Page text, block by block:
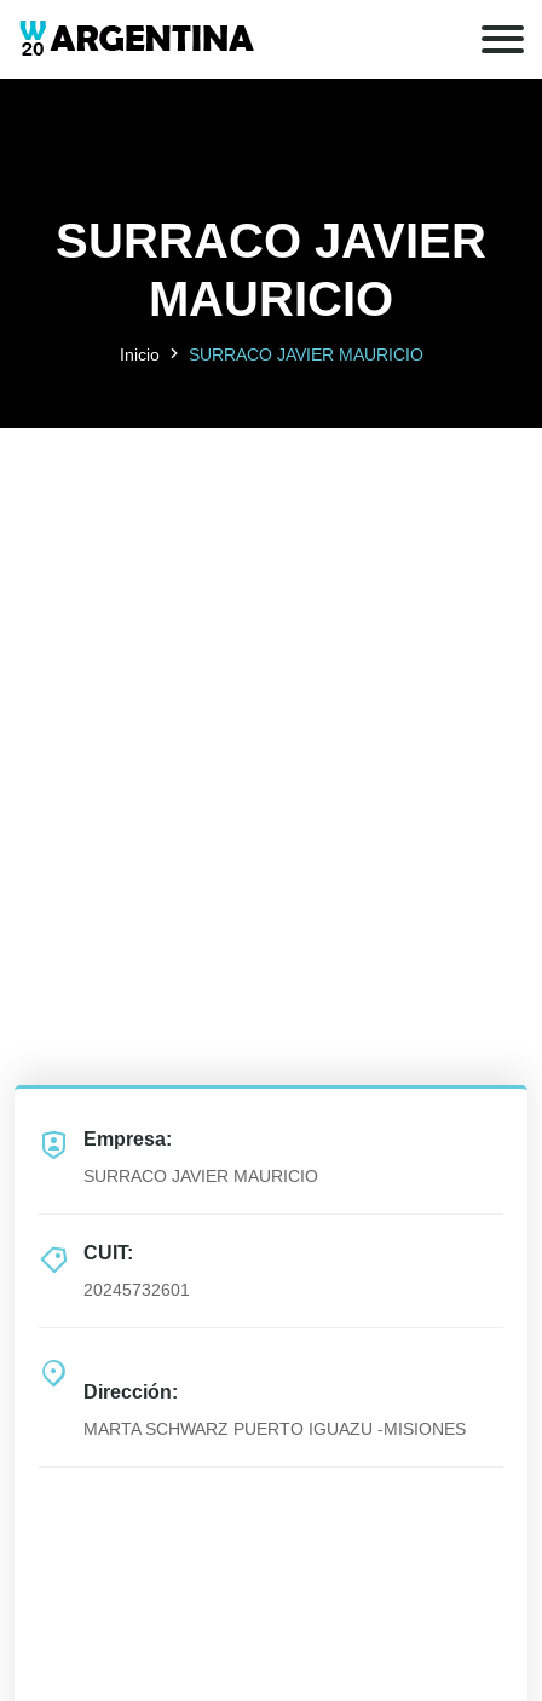
SURRACO JAVIER
MAURICIO
Inicio SURRACO JAVIER MAURICIO
Empresa:
SURRACO JAVIER MAURICIO
CUIT:
20245732601
Dirección:
MARTA SCHWARZ PUERTO IGUAZU -MISIONES